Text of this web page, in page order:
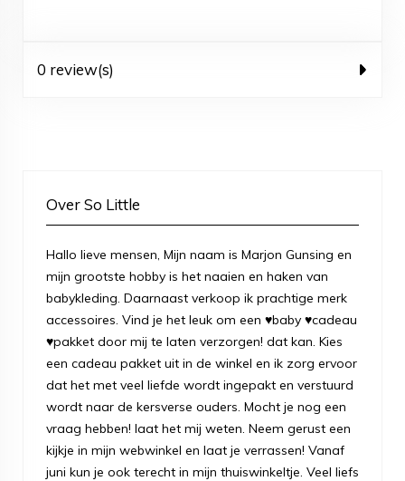
0 review(s)
Over So Little
Hallo lieve mensen, Mijn naam is Marjon Gunsing en
mijn grootste hobby is het naaien en haken van
babykleding. Daarnaast verkoop ik prachtige merk
accessoires. Vind je het leuk om een ♥baby ♥cadeau
♥pakket door mij te laten verzorgen! dat kan. Kies
een cadeau pakket uit in de winkel en ik zorg ervoor
dat het met veel liefde wordt ingepakt en verstuurd
wordt naar de kersverse ouders. Mocht je nog een
vraag hebben! laat het mij weten. Neem gerust een
kijkje in mijn webwinkel en laat je verrassen! Vanaf
juni kun je ook terecht in mijn thuiswinkeltje. Veel liefs